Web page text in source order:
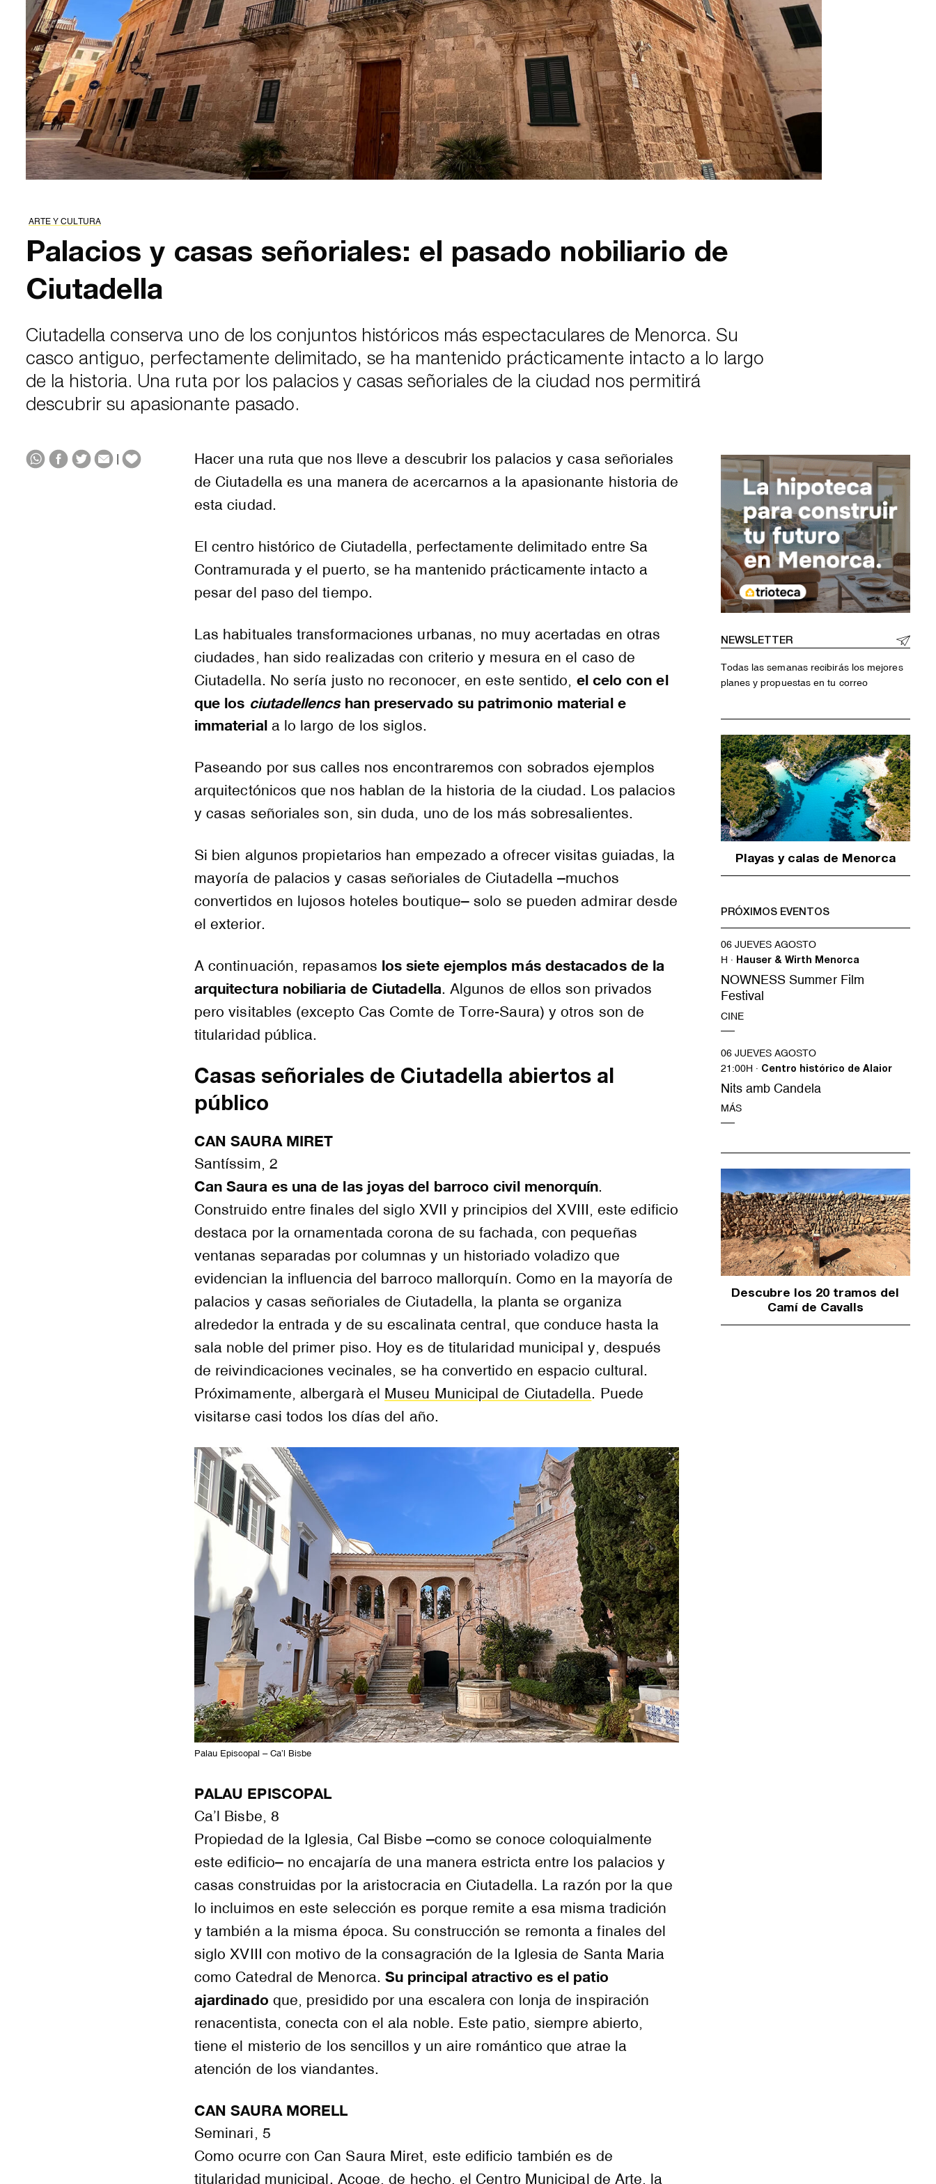
ARTE Y CULTURA
Palacios y casas señoriales: el pasado nobiliario de
Ciutadella
Ciutadella conserva uno de los conjuntos históricos más espectaculares de Menorca. Su
casco antiguo, perfectamente delimitado, se ha mantenido prácticamente intacto a lo largo
de la historia. Una ruta por los palacios y casas señoriales de la ciudad nos permitirá
descubrir su apasionante pasado.
|
Hacer una ruta que nos lleve a descubrir los palacios y casa señoriales
de Ciutadella es una manera de acercarnos a la apasionante historia de
esta ciudad.
El centro histórico de Ciutadella, perfectamente delimitado entre Sa
Contramurada y el puerto, se ha mantenido prácticamente intacto a
pesar del paso del tiempo.
Las habituales transformaciones urbanas, no muy acertadas en otras
ciudades, han sido realizadas con criterio y mesura en el caso de
Ciutadella. No sería justo no reconocer, en este sentido, el celo con el
que los ciutadellencshan preservado su patrimonio material e
immateriala lo largo de los siglos.
Paseando por sus calles nos encontraremos con sobrados ejemplos
arquitectónicos que nos hablan de la historia de la ciudad. Los palacios
y casas señoriales son, sin duda, uno de los más sobresalientes.
Si bien algunos propietarios han empezado a ofrecer visitas guiadas, la
mayoría de palacios y casas señoriales de Ciutadella –muchos
convertidos en lujosos hoteles boutique– solo se pueden admirar desde
el exterior.
A continuación, repasamos los siete ejemplos más destacados de la
arquitectura nobiliaria de Ciutadella. Algunos de ellos son privados
pero visitables (excepto Cas Comte de Torre-Saura) y otros son de
titularidad pública.
Casas señoriales de Ciutadella abiertos al
público
CAN SAURA MIRET
Santíssim, 2
Can Saura es una de las joyas del barroco civil menorquín.
Construido entre finales del siglo XVII y principios del XVIII, este edificio
destaca por la ornamentada corona de su fachada, con pequeñas
ventanas separadas por columnas y un historiado voladizo que
evidencian la influencia del barroco mallorquín. Como en la mayoría de
palacios y casas señoriales de Ciutadella, la planta se organiza
alrededor la entrada y de su escalinata central, que conduce hasta la
sala noble del primer piso. Hoy es de titularidad municipal y, después
de reivindicaciones vecinales, se ha convertido en espacio cultural.
Próximamente, albergarà el Museu Municipal de Ciutadella. Puede
visitarse casi todos los días del año.
Palau Episcopal – Ca’l Bisbe
PALAU EPISCOPAL
Ca’l Bisbe, 8
Propiedad de la Iglesia, Cal Bisbe –como se conoce coloquialmente
este edificio– no encajaría de una manera estricta entre los palacios y
casas construidas por la aristocracia en Ciutadella. La razón por la que
lo incluimos en este selección es porque remite a esa misma tradición
y también a la misma época. Su construcción se remonta a finales del
siglo XVIII con motivo de la consagración de la Iglesia de Santa Maria
como Catedral de Menorca. Su principal atractivo es el patio
ajardinado que, presidido por una escalera con lonja de inspiración
renacentista, conecta con el ala noble. Este patio, siempre abierto,
tiene el misterio de los sencillos y un aire romántico que atrae la
atención de los viandantes.
CAN SAURA MORELL
Seminari, 5
Como ocurre con Can Saura Miret, este edificio también es de
titularidad municipal. Acoge, de hecho, el Centro Municipal de Arte, la
NEWSLETTER
Todas las semanas recibirás los mejores
planes y propuestas en tu correo
Playas y calas de Menorca
PRÓXIMOS EVENTOS
06 JUEVES AGOSTO
H · Hauser & Wirth Menorca
NOWNESS Summer Film
Festival
CINE
06 JUEVES AGOSTO
21:00H · Centro histórico de Alaior
Nits amb Candela
MÁS
Descubre los 20 tramos del
Camí de Cavalls